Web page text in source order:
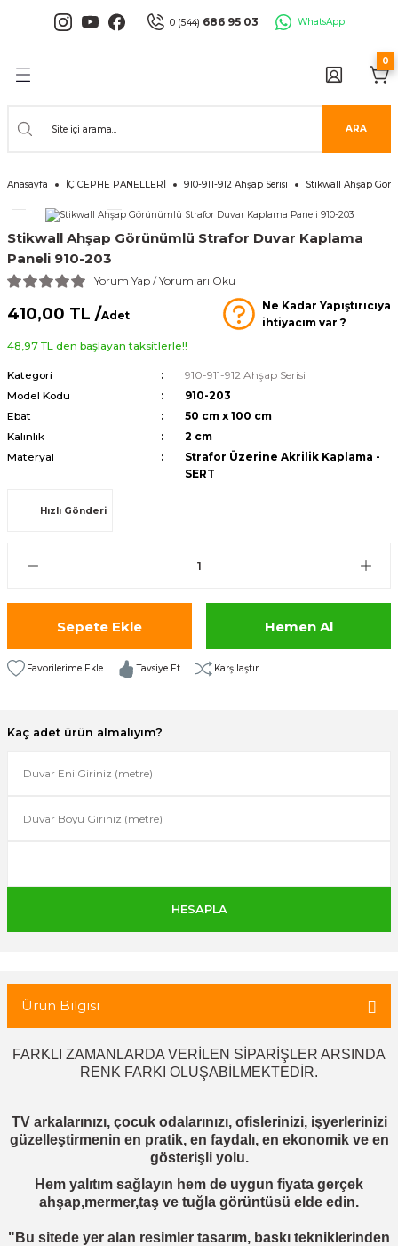
0 (544) 686 95 03 WhatsApp
Geri Dön
933
Geri Dön
PANELLER
Geri Dön
Geri Dön
Geri Dön
Paneller
Geri Dön
ARA
0
Anasayfa İÇ CEPHE PANELLERİ 910-911-912 Ahşap Serisi Stikwall Ahşap
Stikwall Ahşap Görünümlü Strafor Duvar Kaplama
Paneli 910-203
Yorum Yap / Yorumları Oku
410,00 TL /Adet
Ne Kadar Yapıştırıcıya
ihtiyacım var ?
48,97 TL den başlayan taksitlerle!!
Kategori
910-911-912 Ahşap Serisi
Model Kodu
910-203
Ebat
50 cm x 100 cm
Kalınlık
2 cm
Materyal
Strafor Üzerine Akrilik Kaplama -
SERT
Hızlı Gönderi
Sepete Ekle Hemen Al
Tavsiye Et Karşılaştır
Kaç adet ürün almalıyım?
Ürün Bilgisi
FARKLI ZAMANLARDA VERİLEN SİPARİŞLER ARSINDA
RENK FARKI OLUŞABİLMEKTEDİR.
TV arkalarınızı, çocuk odalarınızı, ofislerinizi, işyerlerinizi
güzelleştirmenin en pratik, en faydalı, en ekonomik ve en
gösterişli yolu.
Hem yalıtım sağlayın hem de uygun fiyata gerçek
ahşap,mermer,taş ve tuğla görüntüsü elde edin.
"Bu sitede yer alan resimler tasarım, baskı tekniklerinden